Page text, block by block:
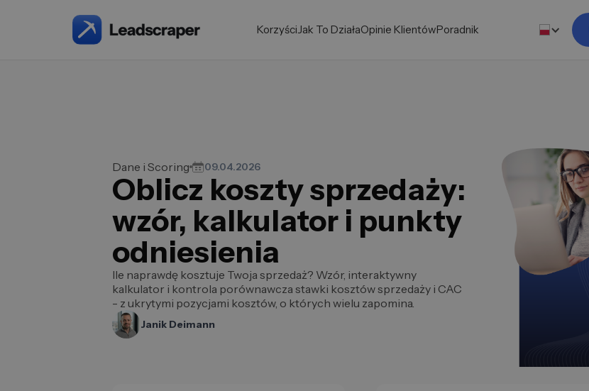
KorzyściJak To DziałaOpinie KlientówPoradnik
Dane i Scoring 09.04.2026
Oblicz koszty sprzedaży:
wzór, kalkulator i punkty
odniesienia
Ile naprawdę kosztuje Twoja sprzedaż? Wzór, interaktywny
kalkulator i kontrola porównawcza stawki kosztów sprzedaży i CAC
- z ukrytymi pozycjami kosztów, o których wielu zapomina.
Janik Deimann